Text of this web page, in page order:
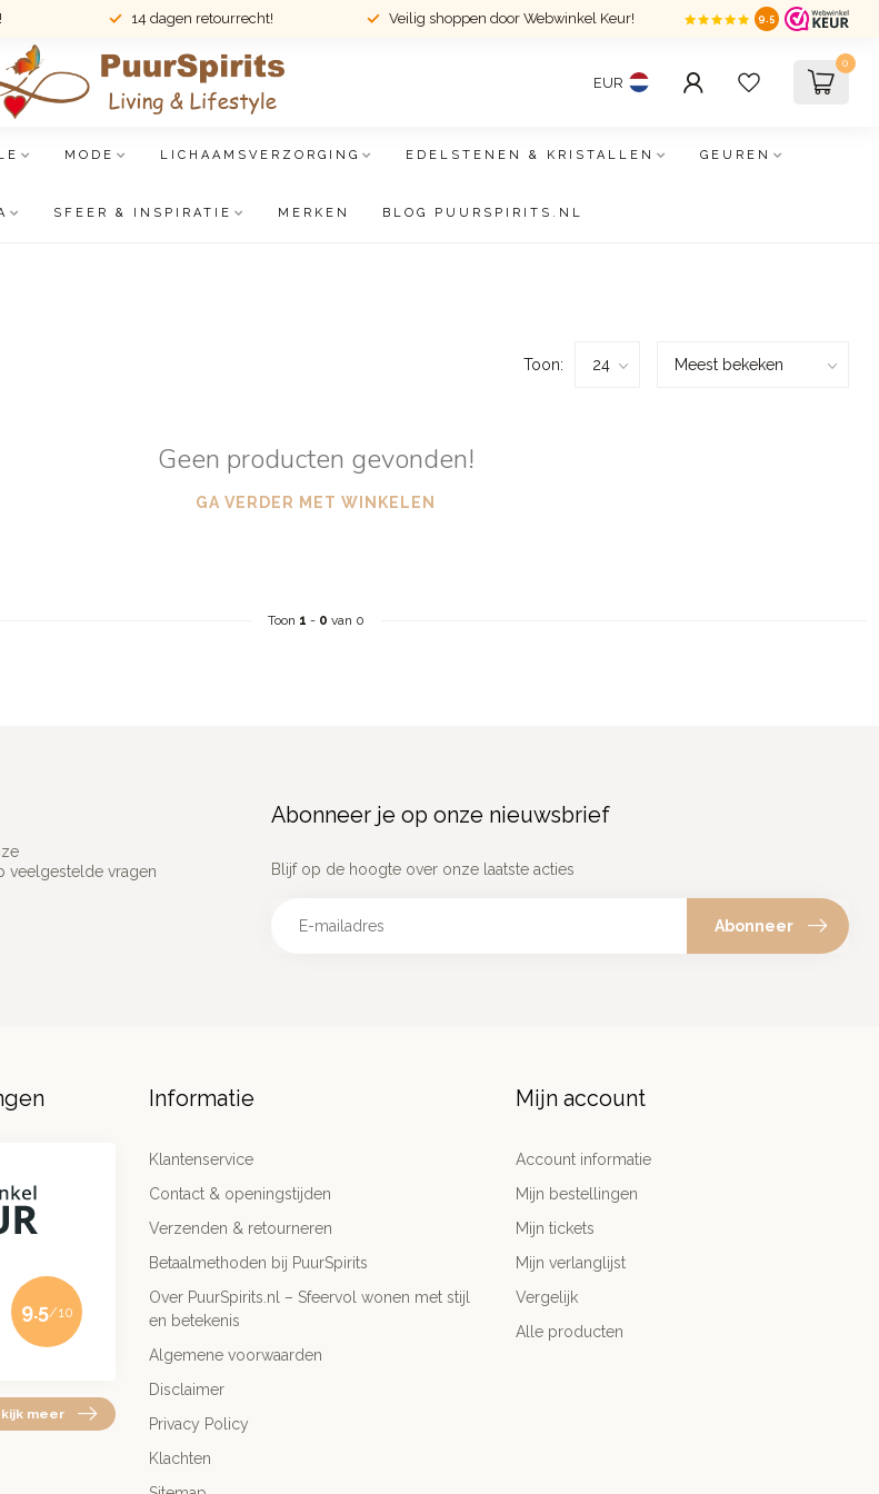
14 dagen retourrecht! Veilig shoppen door Webwinkel Keur! 9.5
EUR
0
MODE LICHAAMSVERZORGING EDELSTENEN & KRISTALLEN GEUREN
SFEER & INSPIRATIE MERKEN BLOG PUURSPIRITS.NL
Toon:
Geen producten gevonden!
GA VERDER MET WINKELEN
Toon 1 - 0 van 0
veelgestelde vragen
Abonneer je op onze nieuwsbrief
Blijf op de hoogte over onze laatste acties
Abonneer
9.5/10
meer
Informatie
Klantenservice
Contact & openingstijden
Verzenden & retourneren
Betaalmethoden bij PuurSpirits
Over PuurSpirits.nl – Sfeervol wonen met stijl
en betekenis
Algemene voorwaarden
Disclaimer
Privacy Policy
Klachten
Mijn account
Account informatie
Mijn bestellingen
Mijn tickets
Mijn verlanglijst
Vergelijk
Alle producten